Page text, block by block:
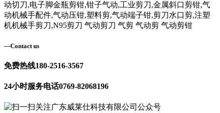
动切刀,电子脚金瓶剪钳,钳子气动,工业剪刀,金属斜口剪钳,气
动机械手配件,气动压钳,塑料剪,气动端子钳,剪刀水口剪,注塑
机机械手剪刀,N95剪刀 气动剪刀 气剪 气动剪 气动剪钳
—Contact us
免费热线180-2516-3567
24小时服务电话0769-82068196